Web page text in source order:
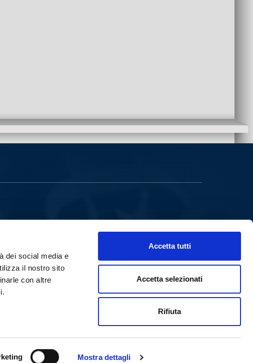
dei social media e
il nostro sito
con altre
Mostra dettagli
Accetta tutti
Accetta selezionati
Rifiuta
VIA B.RICASOLI, 59
VIALE A.VOLTA,78-80
PARTITA IVA 00258580828
POWERED BY
PALUMBO EDITORE DIVISIONE DIGITALE
HTTPS://WWW.PALUMBOEDITORE.IT